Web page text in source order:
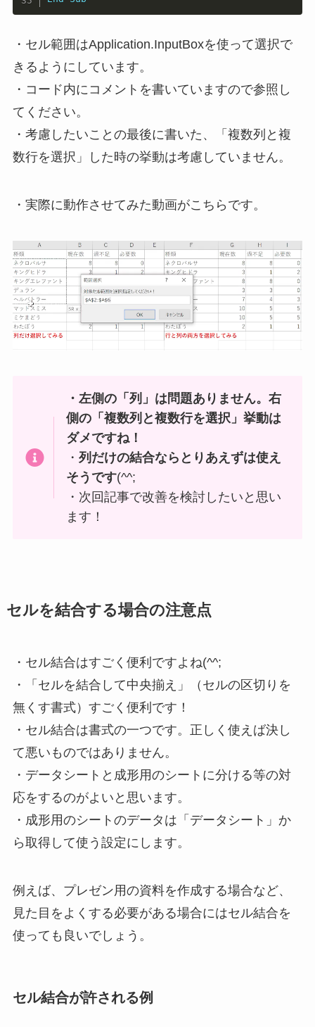
・セル範囲はApplication.InputBoxを使って選択で
きるようにしています。
・コード内にコメントを書いていますので参照し
てください。
・ 考慮したいことの最後に書いた、「複数列と複
数行を選択」した時の挙動は考慮していません。
・実際に動作させてみた動画がこちらです。
・左側の「列」は問題ありません。右
側の「複数列と複数行を選択」挙動は
ダメですね！
・列だけの結合ならとりあえずは使え
そうです(^^;
・次回記事で改善を検討したいと思い
ます！
セルを結合する場合の注意点
・セル結合はすごく便利ですよね(^^;
・「セルを結合して中央揃え」（セルの区切りを
無くす書式）すごく便利です！
・セル結合は書式の一つです。正しく使えば決し
て悪いものではありません。
・データシートと成形用のシートに分ける等の対
応をするのがよいと思います。
・成形用のシートのデータは「データシート」か
ら取得して使う設定にします。
例えば、プレゼン用の資料を作成する場合など、
見た目をよくする必要がある場合にはセル結合を
使っても良いでしょう。
セル結合が許される例